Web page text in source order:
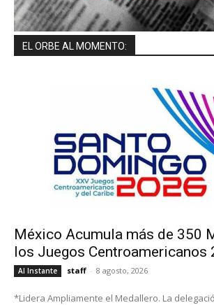
EL ORBE AL MOMENTO:
México Acumula más de 350
los Juegos Centroamericanos
Al Instante staff - 8 agosto, 2026
*Lidera Ampliamente el Medallero. La delegación mexicana dejó